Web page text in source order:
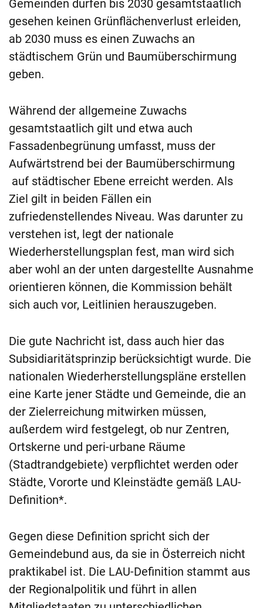
Gemeinden dürfen bis 2030 gesamtstaatlich
gesehen keinen Grünflächenverlust erleiden,
ab 2030 muss es einen Zuwachs an
städtischem Grün und Baumüberschirmung
geben.
Während der allgemeine Zuwachs
gesamtstaatlich gilt und etwa auch
Fassadenbegrünung umfasst, muss der
Aufwärtstrend bei der Baumüberschirmung
auf städtischer Ebene erreicht werden. Als
Ziel gilt in beiden Fällen ein
zufriedenstellendes Niveau. Was darunter zu
verstehen ist, legt der nationale
Wiederherstellungsplan fest, man wird sich
aber wohl an der unten dargestellte Ausnahme
orientieren können, die Kommission behält
sich auch vor, Leitlinien herauszugeben.
Die gute Nachricht ist, dass auch hier das
Subsidiaritätsprinzip berücksichtigt wurde. Die
nationalen Wiederherstellungspläne erstellen
eine Karte jener Städte und Gemeinde, die an
der Zielerreichung mitwirken müssen,
außerdem wird festgelegt, ob nur Zentren,
Ortskerne und peri-urbane Räume
(Stadtrandgebiete) verpflichtet werden oder
Städte, Vororte und Kleinstädte gemäß LAU-
Definition*.
Gegen diese Definition spricht sich der
Gemeindebund aus, da sie in Österreich nicht
praktikabel ist. Die LAU-Definition stammt aus
der Regionalpolitik und führt in allen